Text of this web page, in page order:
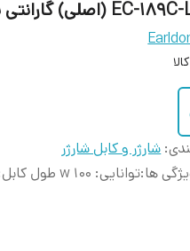
:شارژر و کابل شارژر
ها:توانایی: 100 w طول کابل: ۱ متر